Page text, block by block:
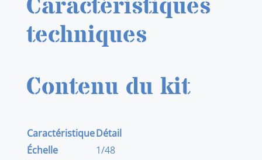
Caractéristiques
techniques
Contenu du kit
CaractéristiqueDétail
Échelle
1/48